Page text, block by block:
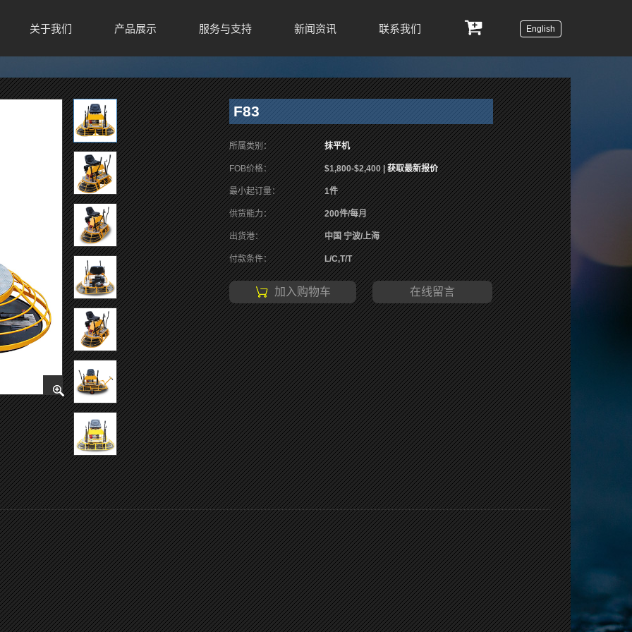
关于我们 产品展示 服务与支持 新闻资讯 联系我们 English
F83
所属类别： 抹平机
FOB价格： $1,800-$2,400 |获取最新报价
最小起订量： 1件
供货能力： 200件/每月
出货港： 中国 宁波/上海
付款条件： L/C,T/T
加入购物车 在线留言